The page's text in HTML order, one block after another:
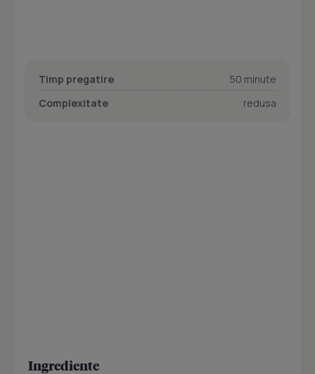
Timp pregatire
50 minute
Complexitate
redusa
Ingrediente